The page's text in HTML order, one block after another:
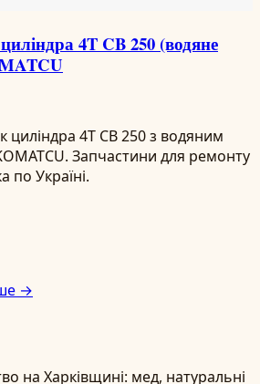
4T CB 250 (водяне
циліндра 4T CB 250 з водяним
Запчастини для ремонту
по Україні.
→
на Харківщині: мед, натуральні